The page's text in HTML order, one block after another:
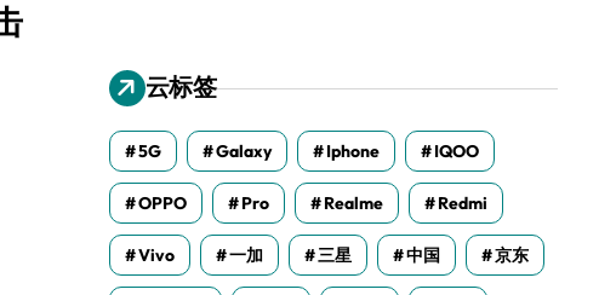
云标签
5G Galaxy Iphone IQOO
OPPO Pro Realme Redmi
Vivo 一加 三星 中国 京东